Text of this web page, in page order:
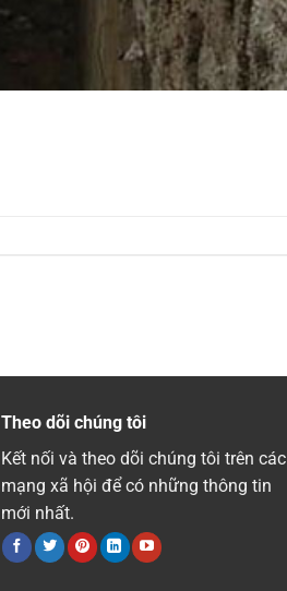
Theo dõi chúng tôi
Kết nối và theo dõi chúng tôi trên các
mạng xã hội để có những thông tin
mới nhất.